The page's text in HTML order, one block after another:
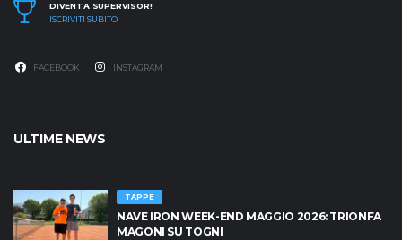
DIVENTA SUPERVISOR!
ISCRIVITI SUBITO
FACEBOOK INSTAGRAM
ULTIME NEWS
TAPPE
NAVE IRON WEEK-END MAGGIO 2026: TRIONFA
MAGONI SU TOGNI